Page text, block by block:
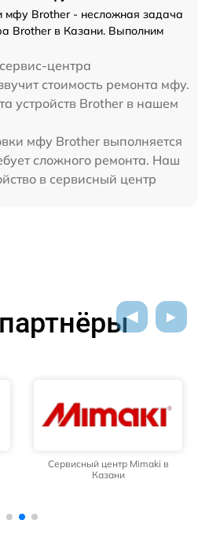
мфу Brother - несложная задача
Brother в Казани. Выполним
центра
стоимость ремонта мфу.
устройств Brother в нашем
мфу Brother выполняется
сложного ремонта. Наш
в сервисный центр
Сервисный центр Mimaki в
Казани